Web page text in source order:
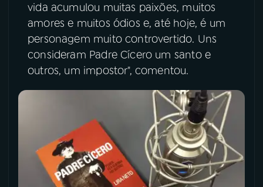
vida acumulou muitas paixões, muitos
amores e muitos ódios e, até hoje, é um
personagem muito controvertido. Uns
consideram Padre Cícero um santo e
outros, um impostor", comentou.